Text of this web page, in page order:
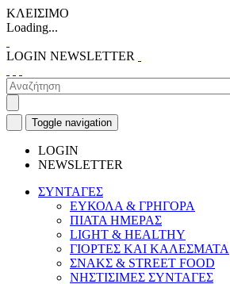
ΚΛΕΙΣΙΜΟ
Loading...
LOGIN NEWSLETTER
Toggle navigation
LOGIN
NEWSLETTER
ΣΥΝΤΑΓΕΣ
ΕΥΚΟΛΑ & ΓΡΗΓΟΡΑ
ΠΙΑΤΑ ΗΜΕΡΑΣ
LIGHT & HEALTHY
ΓΙΟΡΤΕΣ ΚΑΙ ΚΑΛΕΣΜΑΤΑ
ΣΝΑΚΣ & STREET FOOD
ΝΗΣΤΙΣΙΜΕΣ ΣΥΝΤΑΓΕΣ